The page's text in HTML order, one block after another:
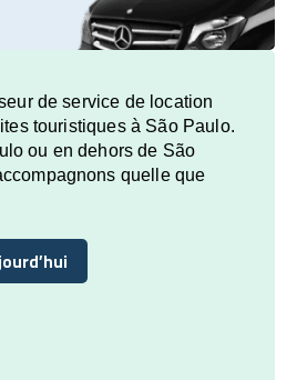
de service de location
touristiques à São Paulo.
ou en dehors de São
quelle que